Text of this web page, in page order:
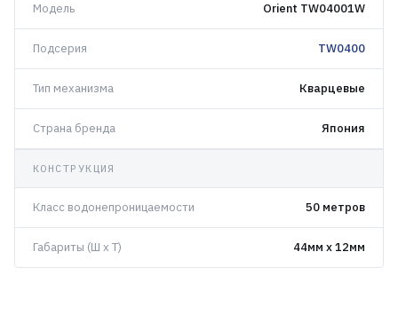
Модель Orient TW04001W
Подсерия TW0400
Тип механизма Кварцевые
Страна бренда Япония
КОНСТРУКЦИЯ
Класс водонепроницаемости 50 метров
Габариты (Ш x Т) 44мм x 12мм